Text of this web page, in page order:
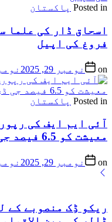
Posted in پاکستان
اسحاق ڈار کی علما
فروغ کی اپیل
on نومبر 29, 2025 نومبر 29,
Posted in پاکستان
آئی ایم ایف کی
معیشت کو 6.5 فیصد جی ڈی پی کا نقصان
on نومبر 29, 2025 نومبر 29,